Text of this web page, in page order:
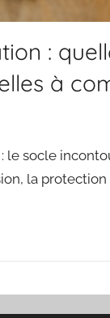
:
à
le socle
la